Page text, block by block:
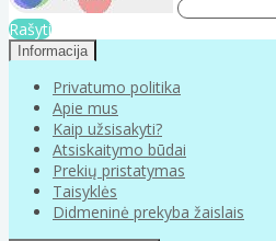
Rašyti
Informacija
Privatumo politika
Apie mus
Kaip užsisakyti?
Atsiskaitymo būdai
Prekių pristatymas
Taisyklės
Didmeninė prekyba žaislais